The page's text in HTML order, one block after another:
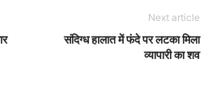
Next article
संदिग्ध हालात में फंदे पर लटका मिला
व्यापारी का शव